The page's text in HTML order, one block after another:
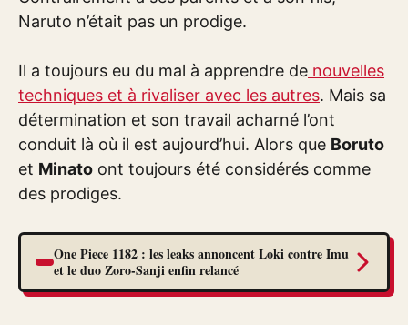
Naruto n’était pas un prodige.
Il a toujours eu du mal à apprendre de nouvelles
techniques et à rivaliser avec les autres. Mais sa
détermination et son travail acharné l’ont
conduit là où il est aujourd’hui. Alors que Boruto
et Minato ont toujours été considérés comme
des prodiges.
One Piece 1182 : les leaks annoncent Loki contre Imu
et le duo Zoro-Sanji enfin relancé